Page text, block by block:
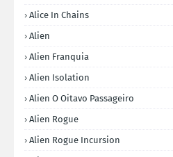
Alice In Chains
Alien
Alien Franquia
Alien Isolation
Alien O Oitavo Passageiro
Alien Rogue
Alien Rogue Incursion